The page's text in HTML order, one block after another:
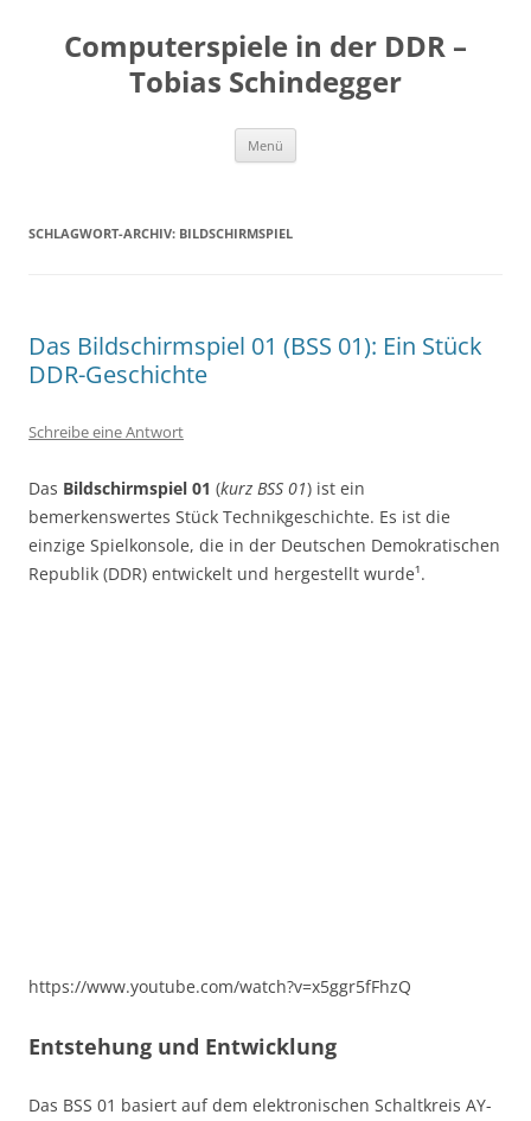
springen
Computerspiele in der DDR –
Tobias Schindegger
Menü
SCHLAGWORT-ARCHIV: BILDSCHIRMSPIEL
Das Bildschirmspiel 01 (BSS 01): Ein Stück
DDR-Geschichte
Schreibe eine Antwort
Das Bildschirmspiel 01 (kurz BSS 01) ist ein
bemerkenswertes Stück Technikgeschichte. Es ist die
einzige Spielkonsole, die in der Deutschen Demokratischen
Republik (DDR) entwickelt und hergestellt wurde¹.
https://www.youtube.com/watch?v=x5ggr5fFhzQ
Entstehung und Entwicklung
Das BSS 01 basiert auf dem elektronischen Schaltkreis AY-